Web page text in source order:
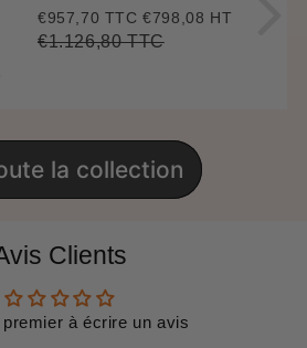
Prix
réduit
€957,70 TTC€957,70
€798,08 HT
Prix
€1.126,80 TTC€1.126,80
la collection
Clients
à écrire un avis